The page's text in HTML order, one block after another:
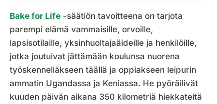
Bake for Life -säätiön tavoitteena on tarjota
parempi elämä vammaisille, orvoille,
lapsisotilaille, yksinhuoltajaäideille ja henkilöille,
jotka joutuivat jättämään koulunsa nuorena
työskennelläkseen täällä ja oppiakseen leipurin
ammatin Ugandassa ja Keniassa. He pyöräilivät
kuuden päivän aikana 350 kilometriä hiekkateitä